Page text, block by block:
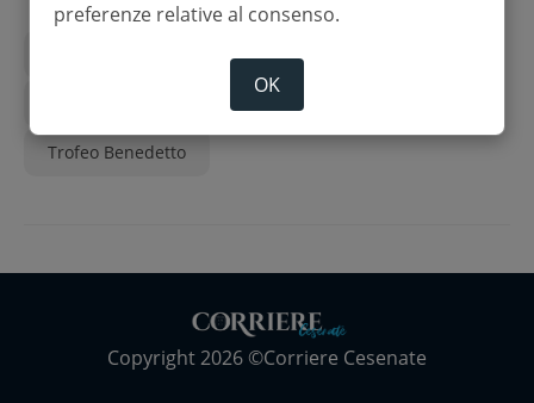
Azione Cattolica Cesena-Sarsina
Csi Comitato di Cesena Pastorale giovanile
Trofeo Benedetto
Copyright 2026 ©Corriere Cesenate
preferenze relative al consenso.
OK